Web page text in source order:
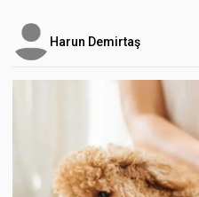
Harun Demirtaş